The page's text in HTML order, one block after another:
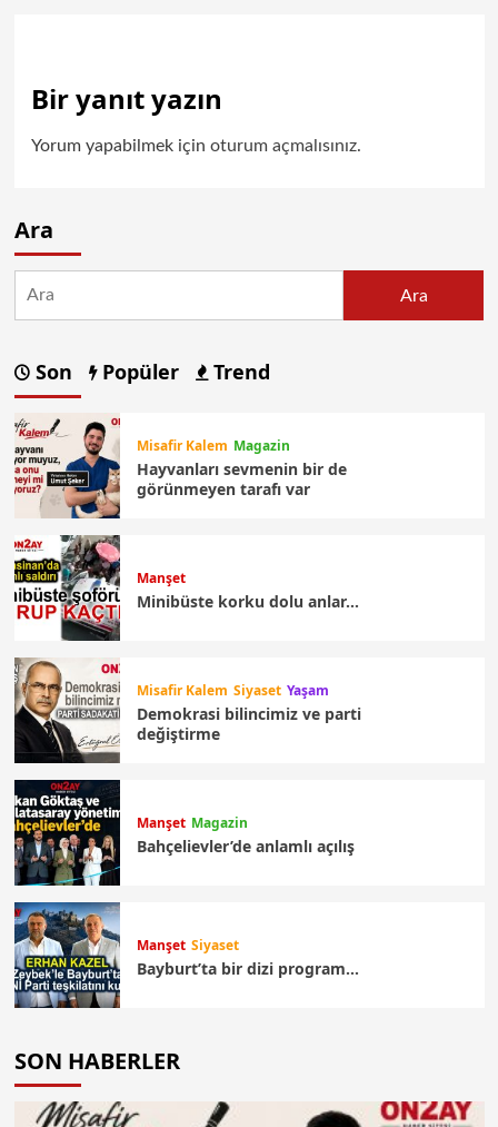
Bir yanıt yazın
Yorum yapabilmek için oturum açmalısınız.
Ara
Ara
Son Popüler Trend
Misafir Kalem Magazin
Hayvanları sevmenin bir de
görünmeyen tarafı var
Manşet
Minibüste korku dolu anlar…
Misafir Kalem Siyaset Yaşam
Demokrasi bilincimiz ve parti
değiştirme
Manşet Magazin
Bahçelievler’de anlamlı açılış
Manşet Siyaset
Bayburt’ta bir dizi program…
SON HABERLER